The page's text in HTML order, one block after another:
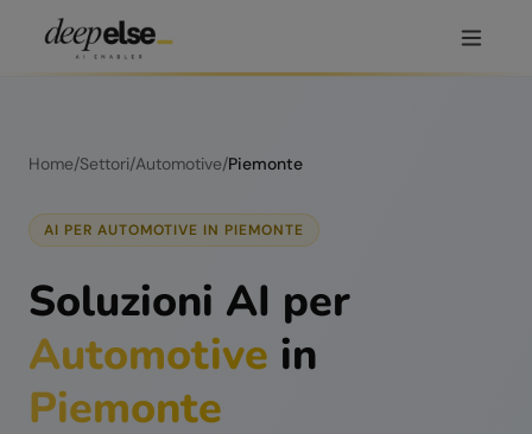
Home/Settori/Automotive/Piemonte
AI PER AUTOMOTIVE IN PIEMONTE
Soluzioni AI per
Automotive in
Piemonte